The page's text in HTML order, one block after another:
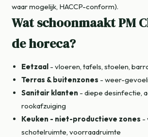
waar mogelijk, HACCP-conform).
Wat schoonmaakt PM
de horeca?
Eetzaal - vloeren, tafels, stoelen,
Terras & buitenzones - weer-
Sanitair klanten - diepe desinfectie,
rookafzuiging
Keuken - niet-productieve zones -
schotelruimte, voorraadruimte